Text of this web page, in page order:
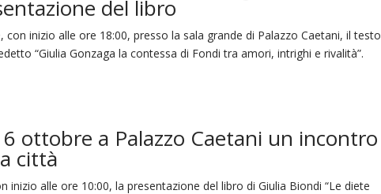
del libro
inizio alle ore 18:00, presso la sala grande di Palazzo Caetani, il testo
“Giulia Gonzaga la contessa di Fondi tra amori, intrighi e rivalità”.
ottobre a Palazzo Caetani un incontro
città
inizio alle ore 10:00, la presentazione del libro di Giulia Biondi “Le diete